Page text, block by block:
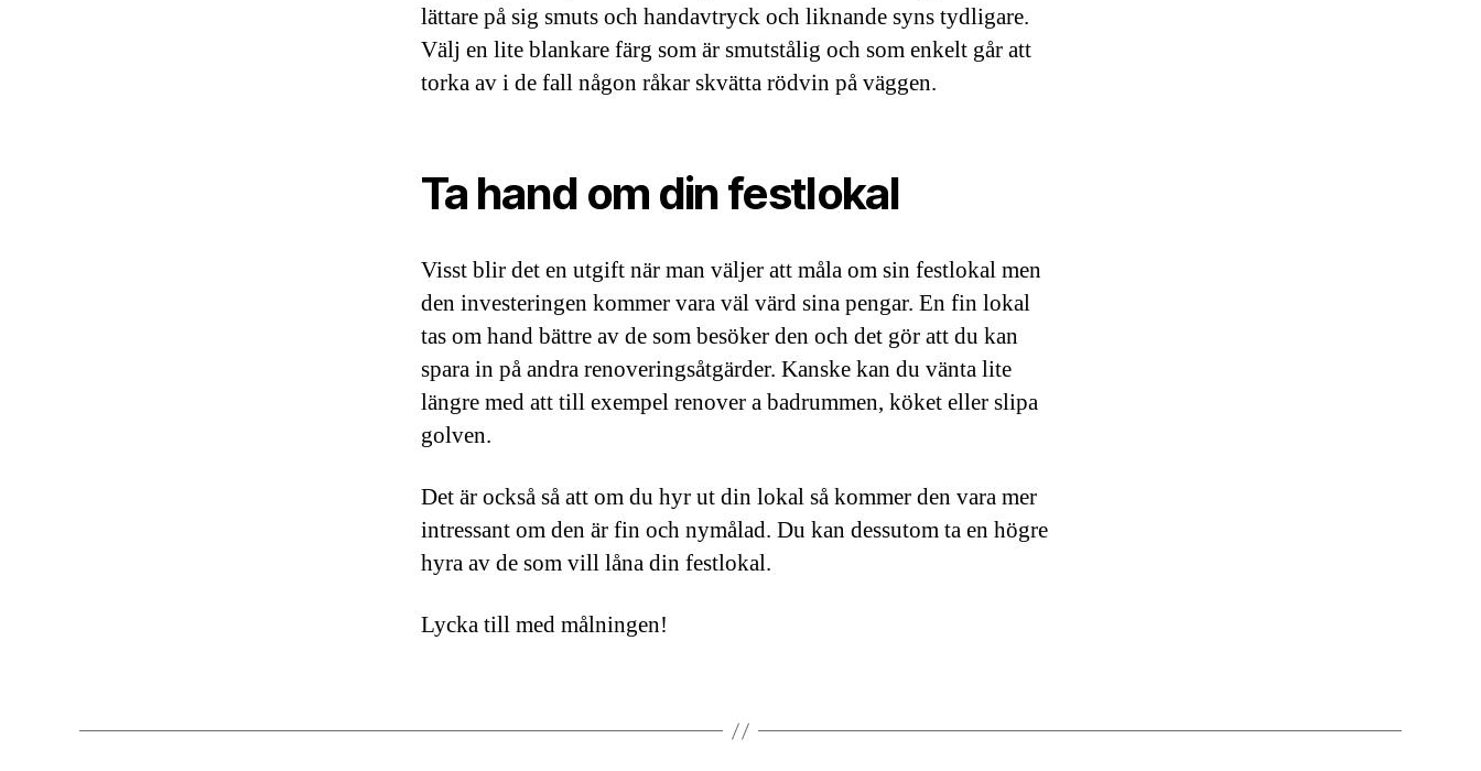
lättare på sig smuts och handavtryck och liknande syns tydligare.
Välj en lite blankare färg som är smutstålig och som enkelt går att
torka av i de fall någon råkar skvätta rödvin på väggen.
Ta hand om din festlokal
Visst blir det en utgift när man väljer att måla om sin festlokal men
den investeringen kommer vara väl värd sina pengar. En fin lokal
tas om hand bättre av de som besöker den och det gör att du kan
spara in på andra renoveringsåtgärder. Kanske kan du vänta lite
längre med att till exempel renover a badrummen, köket eller slipa
golven.
Det är också så att om du hyr ut din lokal så kommer den vara mer
intressant om den är fin och nymålad. Du kan dessutom ta en högre
hyra av de som vill låna din festlokal.
Lycka till med målningen!